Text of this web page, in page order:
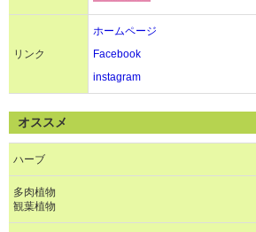
リンク
ホームページ
Facebook
instagram
オススメ
ハーブ
多肉植物
観葉植物